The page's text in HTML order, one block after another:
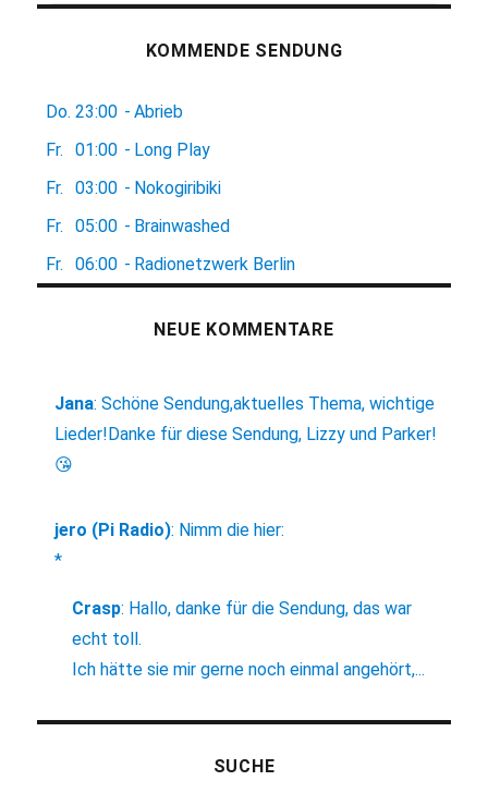
KOMMENDE SENDUNG
Do. 23:00 - Abrieb
Fr.
01:00 - Long Play
Fr.
03:00 - Nokogiribiki
Fr.
05:00 - Brainwashed
Fr.
06:00 - Radionetzwerk Berlin
NEUE KOMMENTARE
Jana:Schöne Sendung,aktuelles Thema, wichtige
Lieder!Danke für diese Sendung, Lizzy und Parker!
😘
jero (Pi Radio): Nimm die hier:
*
Crasp: Hallo, danke für die Sendung, das war
echt toll.
Ich hätte sie mir gerne noch einmal angehört,...
SUCHE